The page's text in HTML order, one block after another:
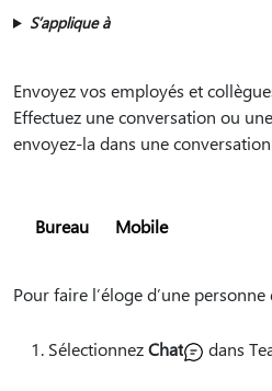
S’applique à
Envoyez vos employés et
Effectuez une conversation ou
envoyez-la dans une
Bureau Mobile
Pour faire l’éloge d’une
SélectionnezChat dans